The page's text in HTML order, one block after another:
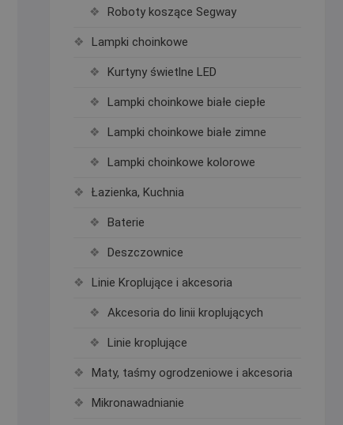
Roboty koszące Segway
Lampki choinkowe
Kurtyny świetlne LED
Lampki choinkowe białe ciepłe
Lampki choinkowe białe zimne
Lampki choinkowe kolorowe
Łazienka, Kuchnia
Baterie
Deszczownice
Linie Kroplujące i akcesoria
Akcesoria do linii kroplujących
Linie kroplujące
Maty, taśmy ogrodzeniowe i akcesoria
Mikronawadnianie